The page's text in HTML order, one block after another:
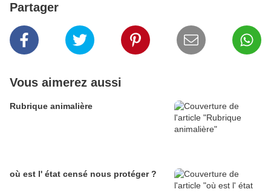
Partager
Vous aimerez aussi
Rubrique animalière
où est l' état censé nous protéger ?